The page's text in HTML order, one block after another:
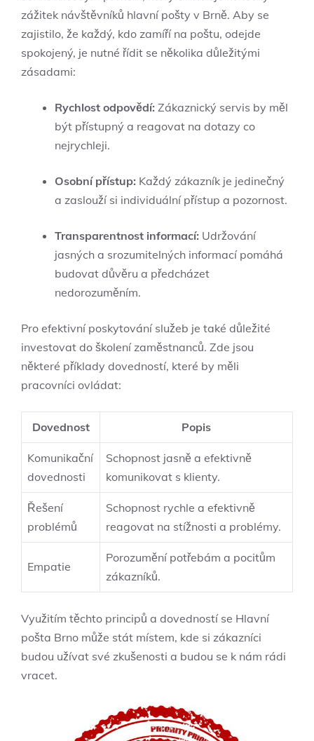
zážitek návštěvníků hlavní pošty v Brně. Aby se
zajistilo, že každý, kdo zamíří na poštu, odejde
spokojený, je nutné řídit se několika důležitými
zásadami:
Rychlost odpovědí: Zákaznický servis by měl
být přístupný a reagovat na dotazy co
nejrychleji.
Osobní přístup: Každý zákazník je jedinečný
a zaslouží si individuální přístup a pozornost.
Transparentnost informací: Udržování
jasných a srozumitelných informací pomáhá
budovat důvěru a předcházet
nedorozuměním.
Pro efektivní poskytování služeb je také důležité
investovat do školení zaměstnanců. Zde jsou
některé příklady dovedností, které by měli
pracovníci ovládat:
Dovednost Popis
Komunikační
dovednosti
Schopnost jasně a efektivně
komunikovat s klienty.
Řešení
problémů
Schopnost rychle a efektivně
reagovat na stížnosti a problémy.
Empatie
Porozumění potřebám a pocitům
zákazníků.
Využitím těchto principů a dovedností se Hlavní
pošta Brno může stát místem, kde si zákazníci
budou užívat své zkušenosti a budou se k nám rádi
vracet.